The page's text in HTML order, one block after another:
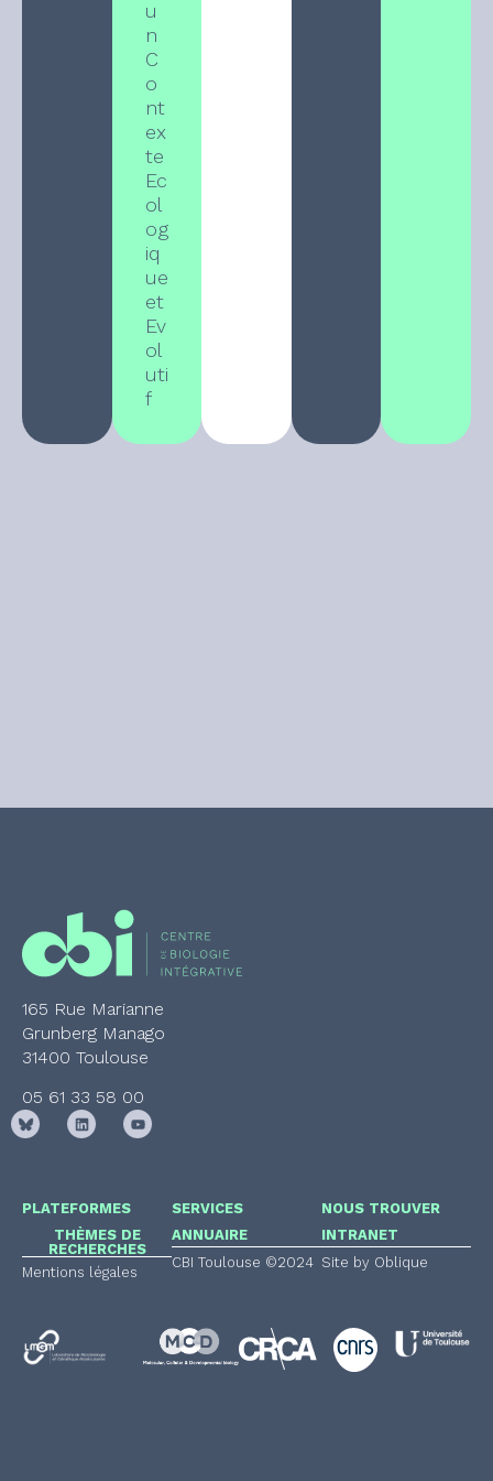
u
n
C
o
nt
ex
te
Ec
ol
og
iq
ue
et
Ev
ol
uti
f
165 Rue Marianne
Grunberg Manago
31400 Toulouse
05 61 33 58 00
PLATEFORMES
THÈMES DE
RECHERCHES
Mentions légales
SERVICES
ANNUAIRE
CBI Toulouse ©2024
NOUS TROUVER
INTRANET
Site by Oblique